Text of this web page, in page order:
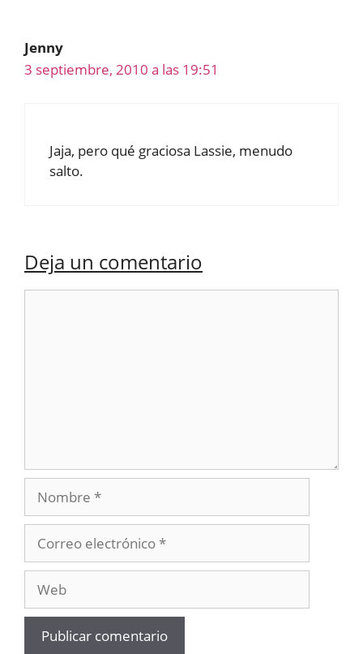
Jenny
3 septiembre, 2010 a las 19:51
Jaja, pero qué graciosa Lassie, menudo
salto.
Deja un comentario
Nombre
electrónico